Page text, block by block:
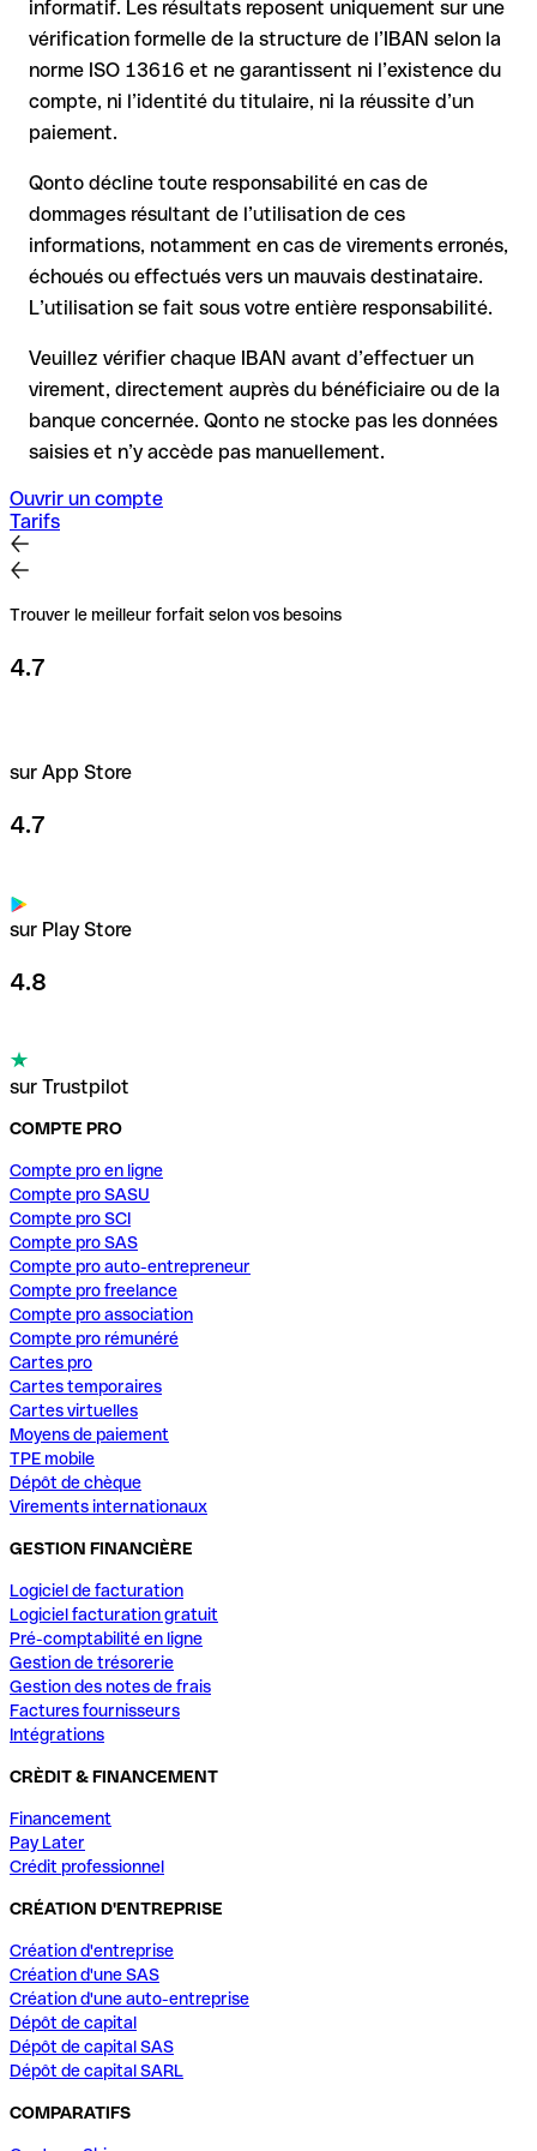
la banque réceptrice doit coopérer au retour des fonds
votre banque peut initier une procédure de rappel sur
demande
le remboursement n’est pas garanti, surtout si les fonds ont
déjà été retirés
pour les virements hors SEPA, la récupération est plus
complexe et peut entraîner des frais
Recommandation: vérifiez systématiquement chaque IBAN
avant un virement (via un outil de vérification) et confirmez-le
directement auprès du bénéficiaire en cas de doute. Cette
précaution est essentielle, en particulier pour des montants
élevés ou de nouvelles relations commerciales.
informatif. Les résultats reposent uniquement sur une
vérification formelle de la structure de l’IBAN selon la
norme ISO 13616 et ne garantissent ni l’existence du
compte, ni l’identité du titulaire, ni la réussite d’un
paiement.
Qonto décline toute responsabilité en cas de
dommages résultant de l’utilisation de ces
informations, notamment en cas de virements erronés,
échoués ou effectués vers un mauvais destinataire.
L’utilisation se fait sous votre entière responsabilité.
Veuillez vérifier chaque IBAN avant d’effectuer un
virement, directement auprès du bénéficiaire ou de la
banque concernée. Qonto ne stocke pas les données
saisies et n’y accède pas manuellement.
Ouvrir un compte
Tarifs
Trouver le meilleur forfait selon vos besoins
4.7
sur App Store
4.7
sur Play Store
4.8
sur Trustpilot
COMPTE PRO
Compte pro en ligne
Compte pro SASU
Compte pro SCI
Compte pro SAS
Compte pro auto-entrepreneur
Compte pro freelance
Compte pro association
Compte pro rémunéré
Cartes pro
Cartes temporaires
Cartes virtuelles
Moyens de paiement
TPE mobile
Dépôt de chèque
Virements internationaux
GESTION FINANCIÈRE
Logiciel de facturation
Logiciel facturation gratuit
Pré-comptabilité en ligne
Gestion de trésorerie
Gestion des notes de frais
Factures fournisseurs
Intégrations
CRÈDIT & FINANCEMENT
Financement
Pay Later
Crédit professionnel
CRÉATION D'ENTREPRISE
Création d'entreprise
Création d'une SAS
Création d'une auto-entreprise
Dépôt de capital
Dépôt de capital SAS
Dépôt de capital SARL
COMPARATIFS